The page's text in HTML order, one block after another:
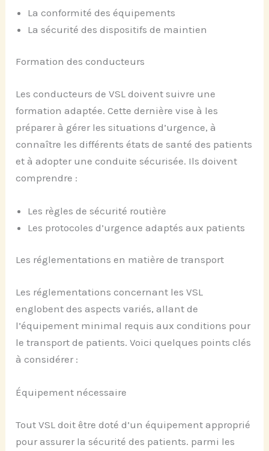
La conformité des équipements
La sécurité des dispositifs de maintien
Formation des conducteurs
Les conducteurs de VSL doivent suivre une
formation adaptée. Cette dernière vise à les
préparer à gérer les situations d’urgence, à
connaître les différents états de santé des patients
et à adopter une conduite sécurisée. Ils doivent
comprendre :
Les règles de sécurité routière
Les protocoles d’urgence adaptés aux patients
Les réglementations en matière de transport
Les réglementations concernant les VSL
englobent des aspects variés, allant de
l’équipement minimal requis aux conditions pour
le transport de patients. Voici quelques points clés
à considérer :
Équipement nécessaire
Tout VSL doit être doté d’un équipement approprié
pour assurer la sécurité des patients. parmi les